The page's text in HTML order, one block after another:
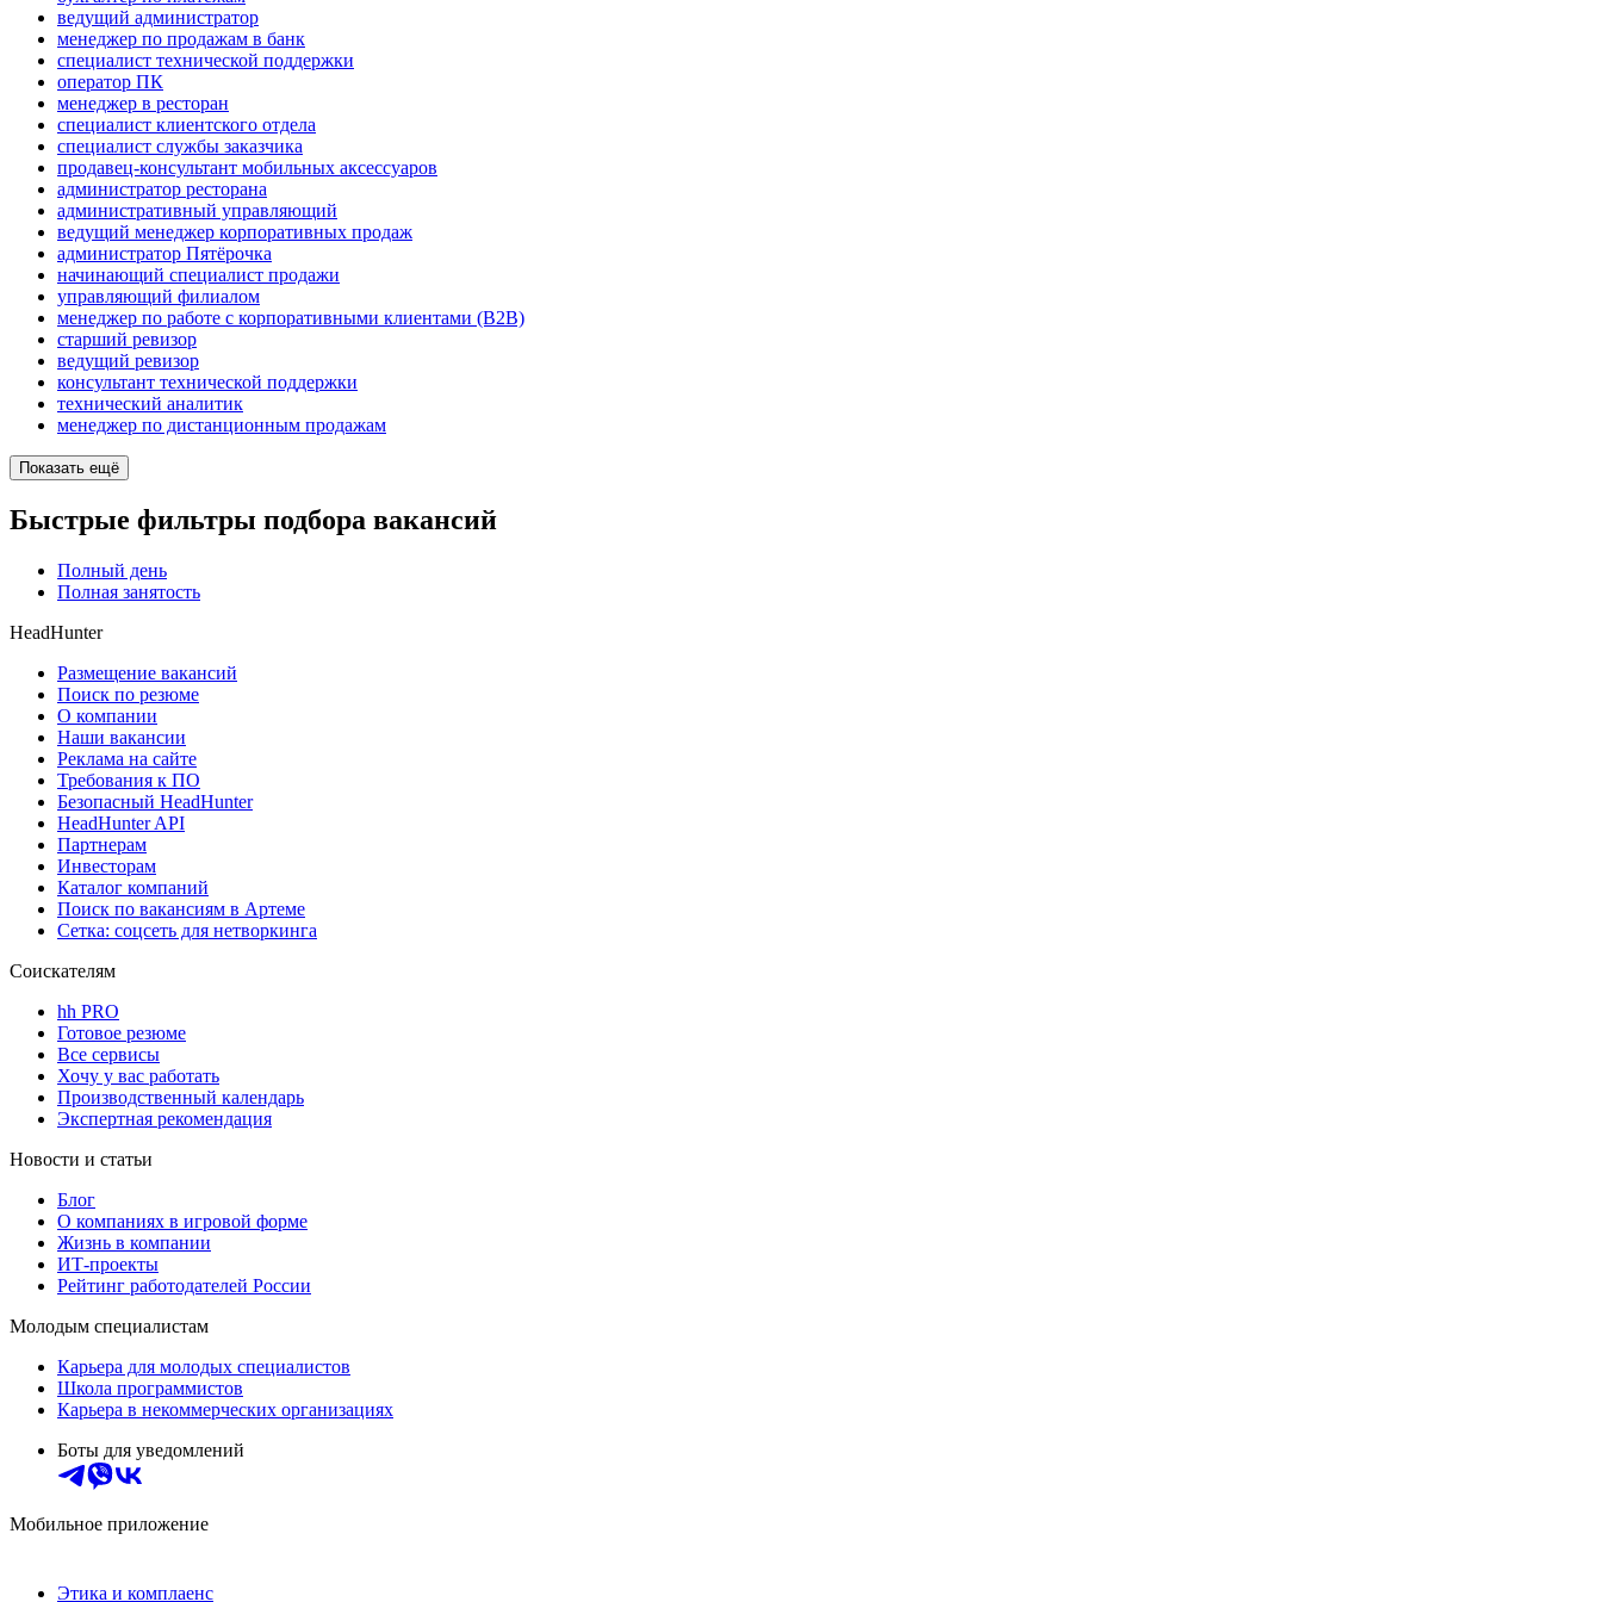
ведущий администратор
менеджер по продажам в банк
специалист технической поддержки
оператор ПК
менеджер в ресторан
специалист клиентского отдела
специалист службы заказчика
продавец-консультант мобильных аксессуаров
администратор ресторана
административный управляющий
ведущий менеджер корпоративных продаж
администратор Пятёрочка
начинающий специалист продажи
управляющий филиалом
менеджер по работе с корпоративными клиентами (B2B)
старший ревизор
ведущий ревизор
консультант технической поддержки
технический аналитик
менеджер по дистанционным продажам
Показать ещё
Быстрые фильтры подбора вакансий
Полный день
Полная занятость
HeadHunter
Размещение вакансий
Поиск по резюме
О компании
Наши вакансии
Реклама на сайте
Требования к ПО
Безопасный HeadHunter
HeadHunter API
Партнерам
Инвесторам
Каталог компаний
Поиск по вакансиям в Артеме
Сетка: соцсеть для нетворкинга
Соискателям
hh PRO
Готовое резюме
Все сервисы
Хочу у вас работать
Производственный календарь
Экспертная рекомендация
Новости и статьи
Блог
О компаниях в игровой форме
Жизнь в компании
ИТ-проекты
Рейтинг работодателей России
Молодым специалистам
Карьера для молодых специалистов
Школа программистов
Карьера в некоммерческих организациях
Боты для уведомлений
Мобильное приложение
Этика и комплаенс